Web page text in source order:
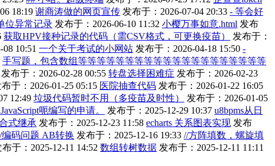
18:19 谢商涛做的网页宣传 发布于：2026-07-04 20:33 - 等会好
位异常记录 发布于：2026-06-10 11:32 小樱万事如意.html 发布
获取HPV接种记录的代码（需CSV格式，可更换疫苗）
发布于：
10:51 一个关于考试的小网站 发布于：2026-04-18 15:50 -
手写题，包含数组等等等等等等等等等等等等等等等等等等等等
发布于：2026-02-28 00:55 转盘选择困难症 发布于：2026-02-23
布于：2026-01-25 05:15 医院抽查代码 发布于：2026-01-22 16:05
12:49 垃圾代码暂时不用（多疫苗及时性）
发布于：2026-01-05
呃编写的申请。 发布于：2025-12-29 10:37 u8bpms从日
式继承 发布于：2025-12-23 11:58 echarts 关系图表实现 发布
编码问题 AB转换 发布于：2025-12-16 19:33 //方阵填数，螺旋填
布于：2025-12-11 14:52 数组转树数据 发布于：2025-12-11 11:11